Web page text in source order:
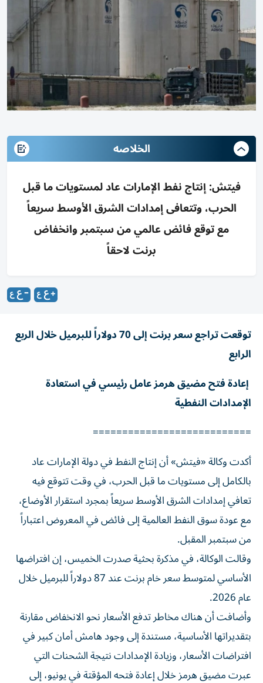
الخلاصه
فيتش: إنتاج نفط الإمارات عاد لمستويات ما قبل
الحرب، وتتعافى إمدادات الشرق الأوسط سريعاً
مع توقع فائض عالمي من سبتمبر وانخفاض
برنت لاحقاً
توقعت تراجع سعر برنت إلى 70 دولاراً للبرميل خلال الربع
الرابع
إعادة فتح مضيق هرمز عامل رئيسي في استعادة
الإمدادات النفطية
===========================
أكدت وكالة «فيتش» أن إنتاج النفط في دولة الإمارات عاد
بالكامل إلى مستويات ما قبل الحرب، في وقت تتوقع فيه
تعافي إمدادات الشرق الأوسط سريعاً بمجرد استقرار الأوضاع،
مع عودة سوق النفط العالمية إلى فائض في المعروض اعتباراً
من سبتمبر المقبل.
وقالت الوكالة، في مذكرة بحثية صدرت الخميس، إن افتراضها
الأساسي لمتوسط سعر خام برنت عند 87 دولاراً للبرميل خلال
عام 2026.
وأضافت أن هناك مخاطر تدفع الأسعار نحو الانخفاض مقارنة
بتقديراتها الأساسية، مستندة إلى وجود هامش أمان كبير في
افتراضات الأسعار، وزيادة الإمدادات نتيجة الشحنات التي
عبرت مضيق هرمز خلال إعادة فتحه المؤقتة في يونيو، إلى